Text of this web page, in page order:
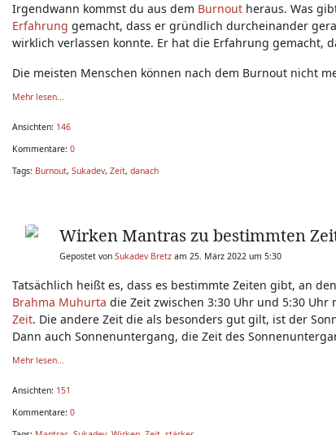
Irgendwann kommst du aus dem Burnout heraus. Was
Erfahrung gemacht, dass er gründlich durcheinander
wirklich verlassen konnte. Er hat die Erfahrung gemacht,
Die meisten Menschen können nach dem Burnout nicht
Mehr lesen...
Ansichten: 146
Kommentare: 0
Tags: Burnout, Sukadev, Zeit, danach
Wirken Mantras zu bestimmten
Gepostet von Sukadev Bretz am 25. März 2022 um 5:30
Tatsächlich heißt es, dass es bestimmte Zeiten gibt, an
Brahma Muhurta die Zeit zwischen 3:30 Uhr und 5:30
Zeit. Die andere Zeit die als besonders gut gilt, ist der
Dann auch Sonnenuntergang, die Zeit des
Mehr lesen...
Ansichten: 151
Kommentare: 0